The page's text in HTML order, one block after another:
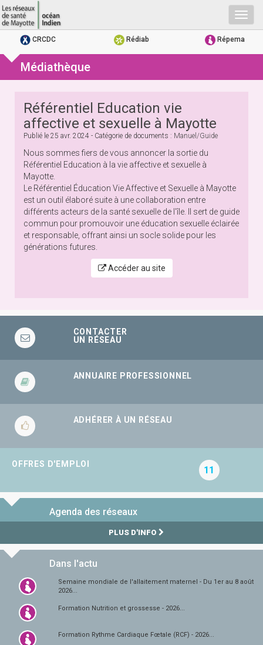
CRCDC Rédiab Répema
Médiathèque
Référentiel Education vie
affective et sexuelle à Mayotte
Publié le 25 avr. 2024 - Catégorie de documents : Manuel/guide
Nous sommes fiers de vous annoncer la sortie du
Référentiel Education à la vie affective et sexuelle à
Mayotte.
Le Référentiel Éducation Vie Affective et Sexuelle à Mayotte
est un outil élaboré suite à une collaboration entre
différents acteurs de la santé sexuelle de l'île. Il sert de guide
commun pour promouvoir une éducation sexuelle éclairée
et responsable, offrant ainsi un socle solide pour les
générations futures.
Accéder au site
CONTACTER
UN RÉSEAU
ANNUAIRE PROFESSIONNEL
ADHÉRER À UN RÉSEAU
OFFRES D'EMPLOI
11
Agenda des réseaux
PLUS D'INFO
Dans l'actu
Semaine mondiale de l'allaitement maternel - Du 1er au 8 août
2026...
Formation Nutrition et grossesse - 2026...
Formation Rythme Cardiaque Fœtale (RCF) - 2026...